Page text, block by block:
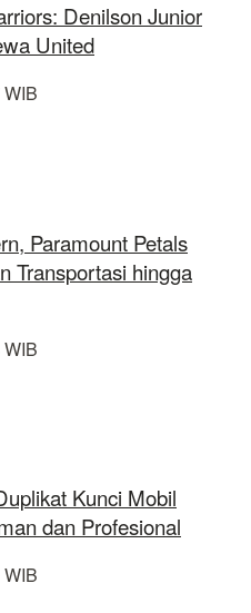
Denilson Junior
United
Paramount Petals
Transportasi hingga
Kunci Mobil
dan Profesional